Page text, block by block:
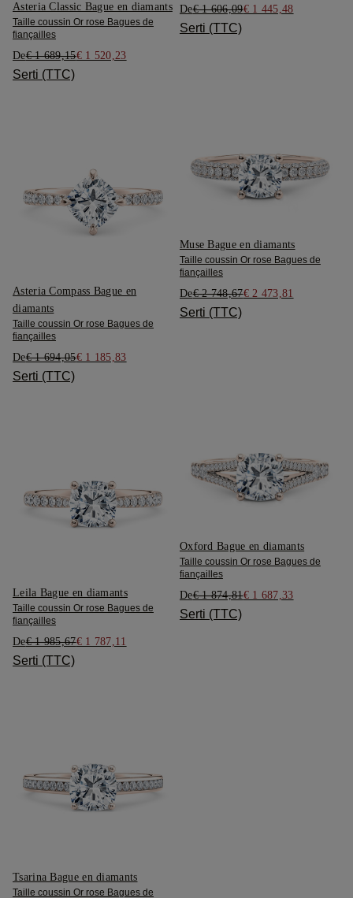
Asteria Classic Bague en diamants
Taille coussin Or rose Bagues de
fiançailles
De€ 1 689,15€ 1 520,23
Serti (TTC)
De€ 1 606,09€ 1 445,48
Serti (TTC)
Asteria Compass Bague en
diamants
Taille coussin Or rose Bagues de
fiançailles
De€ 1 694,05€ 1 185,83
Serti (TTC)
Muse Bague en diamants
Taille coussin Or rose Bagues de
fiançailles
De€ 2 748,67€ 2 473,81
Serti (TTC)
Leila Bague en diamants
Taille coussin Or rose Bagues de
fiançailles
De€ 1 985,67€ 1 787,11
Serti (TTC)
Oxford Bague en diamants
Taille coussin Or rose Bagues de
fiançailles
De€ 1 874,81€ 1 687,33
Serti (TTC)
Tsarina Bague en diamants
Taille coussin Or rose Bagues de